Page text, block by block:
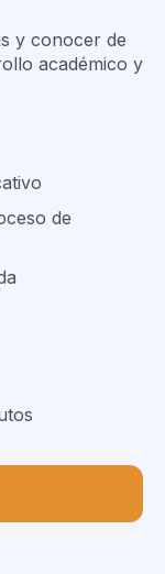
y conocer de
académico y
de